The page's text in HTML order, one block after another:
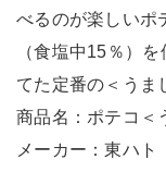
べるのが楽しいポ
（食塩中15％）
てた定番の＜うま
商品名：ポテコ
メーカー：東ハト